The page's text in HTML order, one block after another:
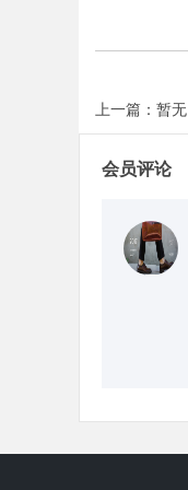
上一篇：暂无
会员评论